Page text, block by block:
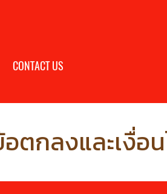
CONTACT US
ตกลงและเงื่อ